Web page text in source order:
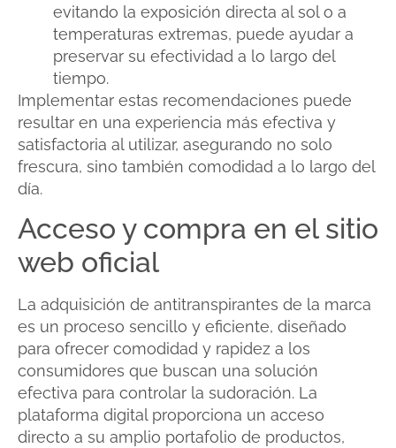
evitando la exposición directa al sol o a
temperaturas extremas, puede ayudar a
preservar su efectividad a lo largo del
tiempo.
Implementar estas recomendaciones puede
resultar en una experiencia más efectiva y
satisfactoria al utilizar, asegurando no solo
frescura, sino también comodidad a lo largo del
día.
Acceso y compra en el sitio
web oficial
La adquisición de antitranspirantes de la marca
es un proceso sencillo y eficiente, diseñado
para ofrecer comodidad y rapidez a los
consumidores que buscan una solución
efectiva para controlar la sudoración. La
plataforma digital proporciona un acceso
directo a su amplio portafolio de productos,